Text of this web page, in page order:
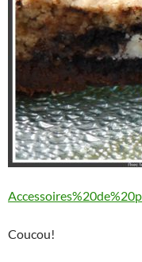
Coucou!